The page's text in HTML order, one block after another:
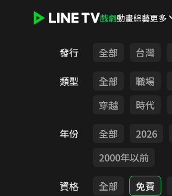
戲劇動畫綜藝更多
發行 全部 台灣
類型
全部 職場
穿越
時代
年份
全部 2026
2000年以前
資格
全部 免費